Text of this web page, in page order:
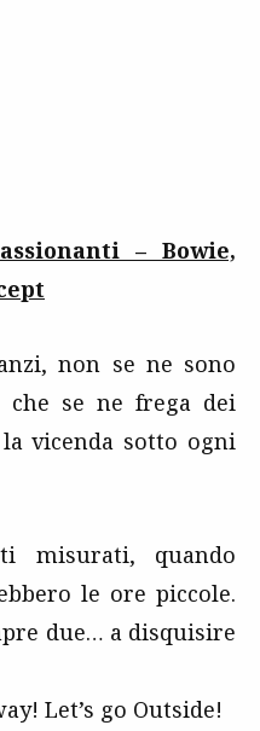
– Bowie,
non se ne sono
se ne frega dei
vicenda sotto ogni
misurati, quando
le ore piccole.
due… a disquisire
Let’s go Outside!